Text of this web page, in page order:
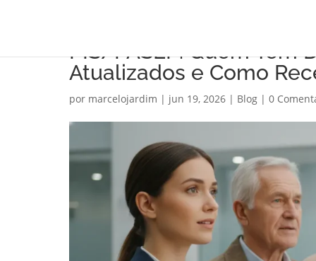
PIS/PASEP: Quem Tem
Atualizados e Como
por marcelojardim | jun 19, 2026 | Blog | 0